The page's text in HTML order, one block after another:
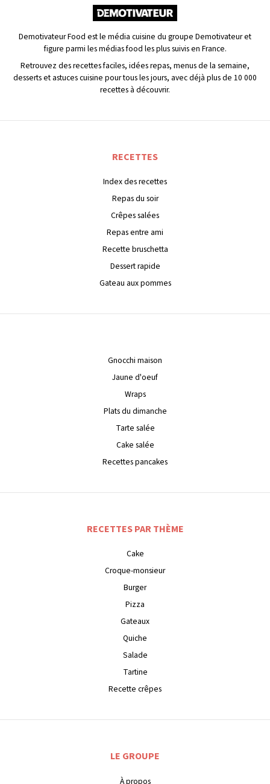
Demotivateur Food est le média cuisine du groupe Demotivateur et
figure parmi les médias food les plus suivis en France.
Retrouvez des recettes faciles, idées repas, menus de la semaine,
desserts et astuces cuisine pour tous les jours, avec déjà plus de 10 000
recettes à découvrir.
RECETTES
Index des recettes
Repas du soir
Crêpes salées
Repas entre ami
Recette bruschetta
Dessert rapide
Gateau aux pommes
Gnocchi maison
Jaune d'oeuf
Wraps
Plats du dimanche
Tarte salée
Cake salée
Recettes pancakes
RECETTES PAR THÈME
Cake
Croque-monsieur
Burger
Pizza
Gateaux
Quiche
Salade
Tartine
Recette crêpes
LE GROUPE
À propos